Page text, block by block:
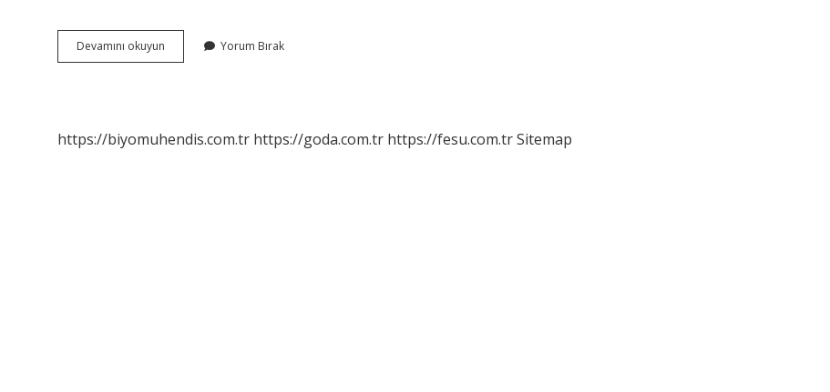
Devamını okuyun
Çoğulculuk
Yorum Bırak
https://biyomuhendis.com.tr https://goda.com.tr https://fesu.com.trSitemap